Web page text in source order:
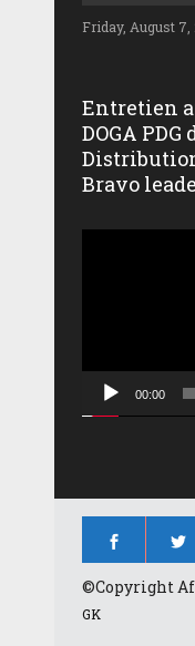
Friday, August 7,
Entretien
DOGA PDG
Bravo
00:00
©Copyright
GK